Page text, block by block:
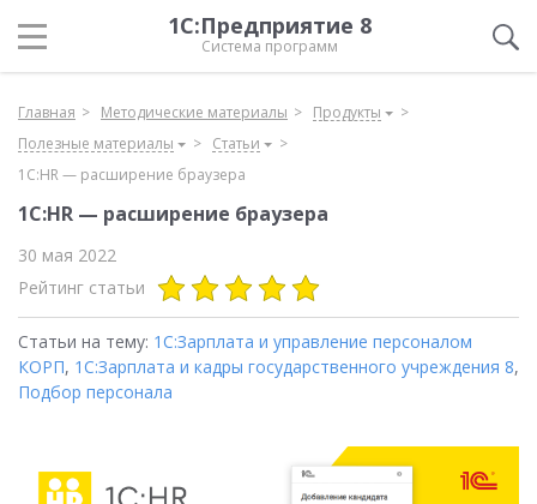
1С:Предприятие 8
Система программ
Главная Методические материалы
Продукты
Полезные материалы
Статьи
1C:HR — расширение браузера
1C:HR — расширение браузера
30 мая 2022
Рейтинг статьи
Статьи на тему: 1С:Зарплата и управление персоналом
КОРП, 1С:Зарплата и кадры государственного учреждения 8,
Подбор персонала